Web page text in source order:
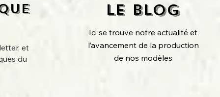
et
du
LE BLOG
Ici se trouve notre actualité et
l’avancement de la production
de nos modèles